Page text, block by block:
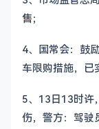
售；
4、国常会：鼓
车限购措施，已
5、13日13时许
伤，警方：驾驶